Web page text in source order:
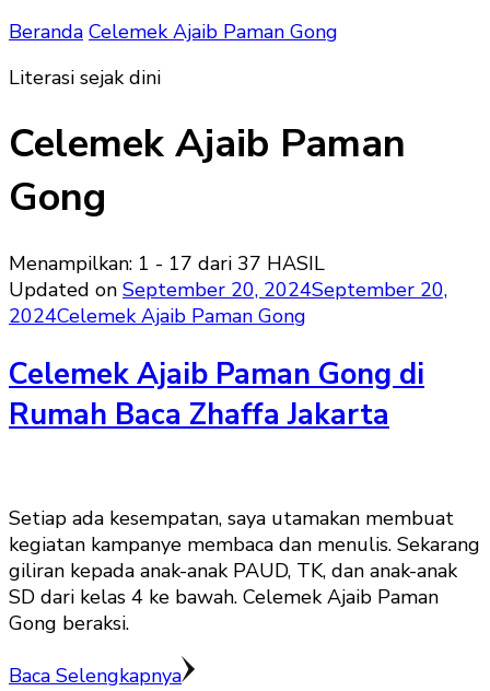
Beranda Celemek Ajaib Paman Gong
Literasi sejak dini
Celemek Ajaib Paman
Gong
Menampilkan: 1 - 17 dari 37 HASIL
Updated on September 20, 2024September 20,
2024Celemek Ajaib Paman Gong
Celemek Ajaib Paman Gong di
Rumah Baca Zhaffa Jakarta
Setiap ada kesempatan, saya utamakan membuat
kegiatan kampanye membaca dan menulis. Sekarang
giliran kepada anak-anak PAUD, TK, dan anak-anak
SD dari kelas 4 ke bawah. Celemek Ajaib Paman
Gong beraksi.
Baca Selengkapnya